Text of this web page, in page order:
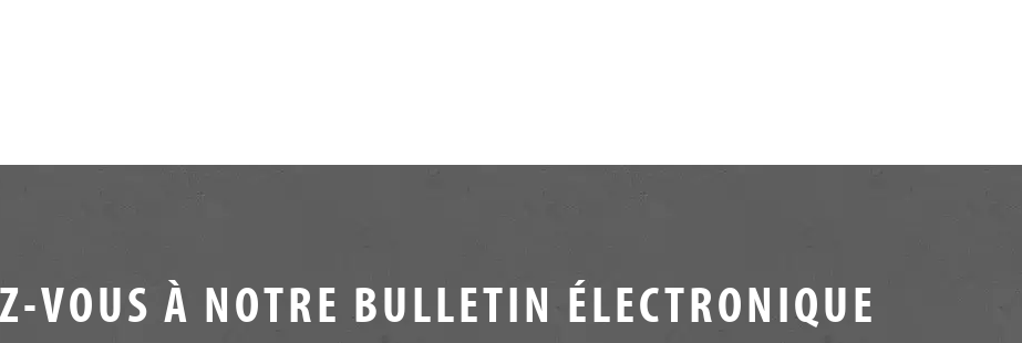
VOUS À NOTRE BULLETIN ÉLECTRONIQUE